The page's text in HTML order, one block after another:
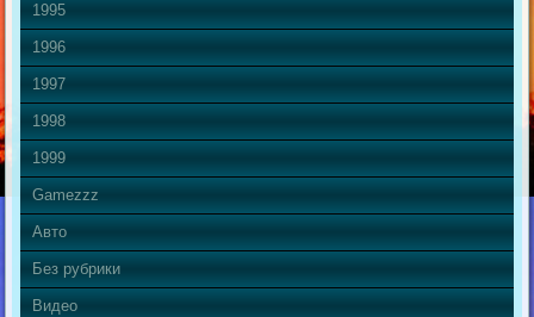
1995
1996
1997
1998
1999
Gamezzz
Авто
Без рубрики
Видео